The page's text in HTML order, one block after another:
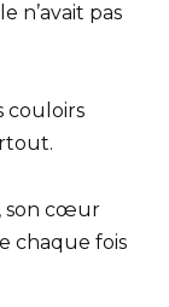
n’avait pas
couloirs
son cœur
chaque fois